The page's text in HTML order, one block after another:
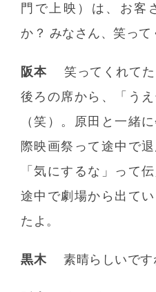
門で上映）は、お客
か？ みなさん、笑って
阪本
笑ってくれて
後ろの席から、「う
（笑）。原田と一緒
際映画祭って途中で
「気にするな」って
途中で劇場から出て
たよ。
黒木 素晴らしいです